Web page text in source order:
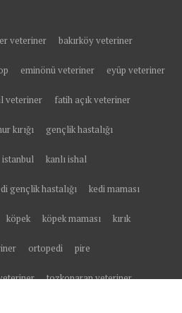
veteriner bakırköy veteriner
eminönü veteriner eyüp veteriner
veteriner fatih açık veteriner
kırığı gençlik hastalığı
istanbul kanlı ishal
gençlik hastalığı kedi maması
köpek köpek maması kırık
ortopedi pire
tozkoparan veteriner